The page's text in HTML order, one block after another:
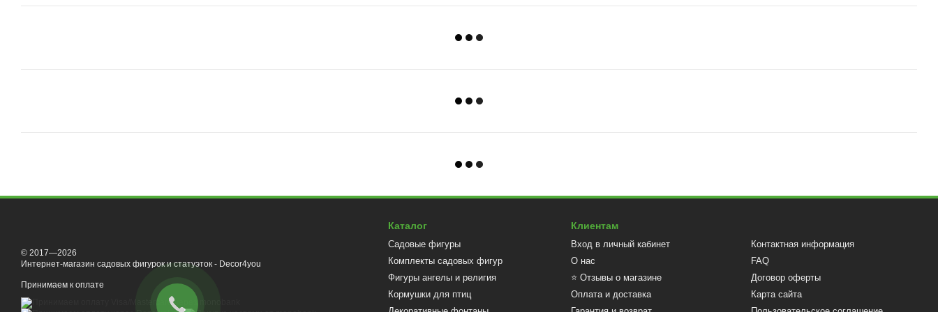
© 2017—2026
Интернет-магазин садовых фигурок и статуэток - Decor4you
Принимаем к оплате
Каталог
Садовые фигуры
Комплекты садовых фигур
Фигуры ангелы и религия
Кормушки для птиц
Клиентам
Вход в личный кабинет
О нас
⭐ Отзывы о магазине
Оплата и доставка
Контактная информация
FAQ
Договор оферты
Карта сайта